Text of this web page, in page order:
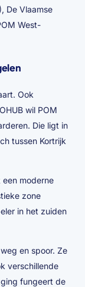
De Vlaamse
West-
Ook
wil POM
Die ligt in
tussen Kortrijk
een moderne
zone
in het zuiden
en spoor. Ze
verschillende
fungeert de